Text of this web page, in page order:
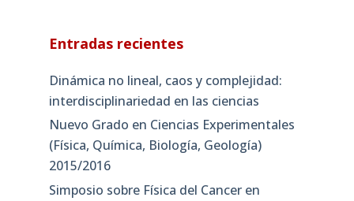
Entradas recientes
Dinámica no lineal, caos y complejidad:
interdisciplinariedad en las ciencias
Nuevo Grado en Ciencias Experimentales
(Física, Química, Biología, Geología)
2015/2016
Simposio sobre Física del Cancer en